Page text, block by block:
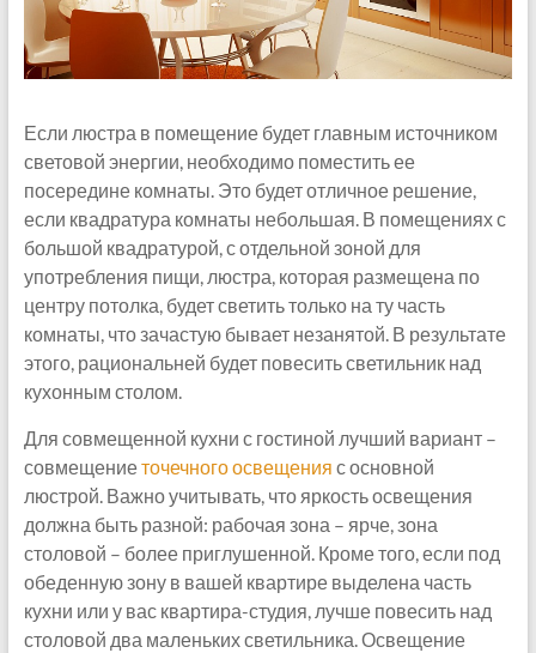
Если люстра в помещение будет главным источником
световой энергии, необходимо поместить ее
посередине комнаты. Это будет отличное решение,
если квадратура комнаты небольшая. В помещениях с
большой квадратурой, с отдельной зоной для
употребления пищи, люстра, которая размещена по
центру потолка, будет светить только на ту часть
комнаты, что зачастую бывает незанятой. В результате
этого, рациональней будет повесить светильник над
кухонным столом.
Для совмещенной кухни с гостиной лучший вариант –
совмещениеточечного освещения с основной
люстрой. Важно учитывать, что яркость освещения
должна быть разной: рабочая зона – ярче, зона
столовой – более приглушенной. Кроме того, если под
обеденную зону в вашей квартире выделена часть
кухни или у вас квартира-студия, лучше повесить над
столовой два маленьких светильника. Освещение